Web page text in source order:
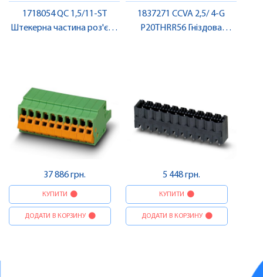
1718054 QC 1,5/11-ST
Штекерна частина роз'єму
37 886 грн.
КУПИТИ
ДОДАТИ В КОРЗИНУ
1837271 CCVA 2,5/ 4-G
P20THRR56 Гніздова
5 448 грн.
КУПИТИ
ДОДАТИ В КОРЗИНУ